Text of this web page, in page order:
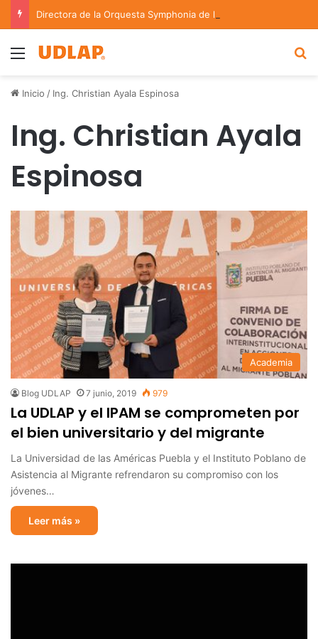
Menu
Inicio / Ing. Christian Ayala Espinosa
Ing. Christian Ayala
Espinosa
Academia
Blog UDLAP 7 junio, 2019 979
La UDLAP y el IPAM se comprometen por
el bien universitario y del migrante
La Universidad de las Américas Puebla y el Instituto Poblano de
Asistencia al Migrante refrendaron su compromiso con los
jóvenes…
Leer más »